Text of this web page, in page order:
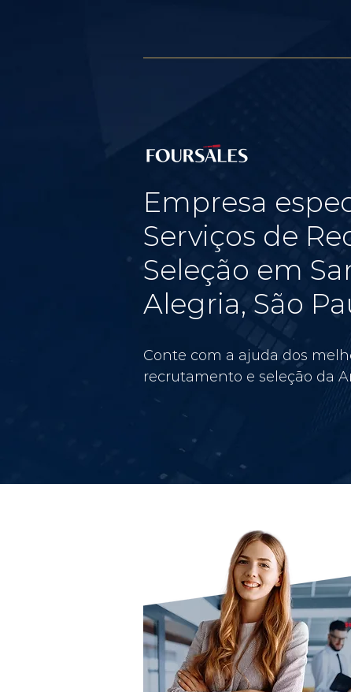
Empresa
Serviços de
Seleção em
Alegria, São
Conte com a ajuda dos
recrutamento e seleção da